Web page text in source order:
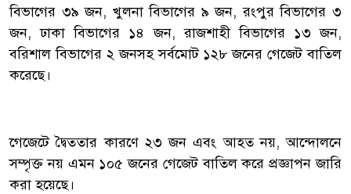
বিভাগের ৩৯ জন, খুলনা বিভাগের ৯ জন, রংপুর বিভাগের ৩
জন, ঢাকা বিভাগের ১৪ জন, রাজশাহী বিভাগের ১৩ জন,
বরিশাল বিভাগের ২ জনসহ সর্বমোট ১২৮ জনের গেজেট বাতিল
করেছে।
‎গেজেটে দ্বৈততার কারণে ২৩ জন এবং আহত নয়, আন্দোলনে
সম্পৃক্ত নয় এমন ১০৫ জনের গেজেট বাতিল করে প্রজ্ঞাপন জারি
করা হয়েছে।